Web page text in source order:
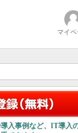
マイペ
入事例など、IT導入